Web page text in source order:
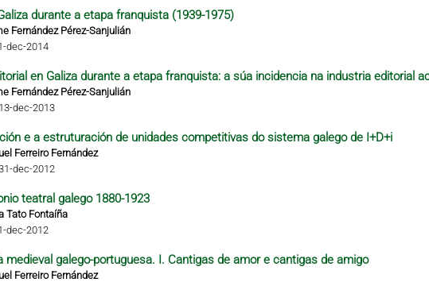
durante a etapa franquista (1939-1975)
Fernández Pérez-Sanjulián
dec-2014
en Galiza durante a etapa franquista: a súa incidencia na industria editorial
Fernández Pérez-Sanjulián
dec-2013
e a estruturación de unidades competitivas do sistema galego de I+D+i
Ferreiro Fernández
dec-2012
teatral galego 1880-1923
Tato Fontaíña
dec-2012
medieval galego-portuguesa. I. Cantigas de amor e cantigas de amigo
Ferreiro Fernández